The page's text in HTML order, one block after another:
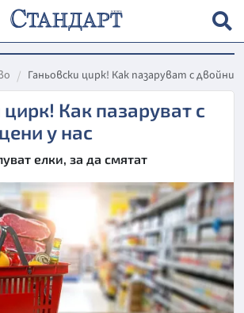
Ганьовски цирк! Как пазаруват с
цирк! Как пазаруват с
у нас
елки, за да смятат